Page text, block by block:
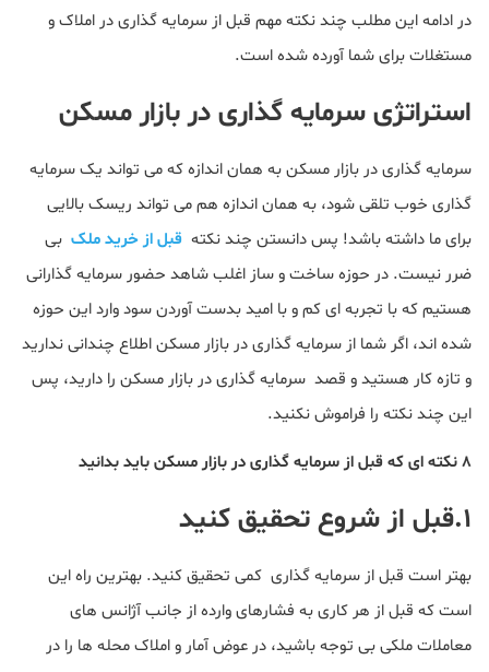
در ادامه این مطلب چند نکته مهم قبل از سرمایه گذاری در املاک و
مستغلات برای شما آورده شده است.
استراتژی سرمایه گذاری در بازار مسکن
سرمایه گذاری در بازار مسکن به همان اندازه که می تواند یک سرمایه
گذاری خوب تلقی شود، به همان اندازه هم می تواند ریسک بالایی
برای ما داشته باشد! پس دانستن چند نکته قبل از خرید ملک بی
ضرر نیست. در حوزه ساخت و ساز اغلب شاهد حضور سرمایه گذارانی
هستیم که با تجربه ای کم و با امید بدست آوردن سود وارد این حوزه
شده اند، اگر شما از سرمایه گذاری در بازار مسکن اطلاع چندانی ندارید
و تازه کار هستید و قصد سرمایه گذاری در بازار مسکن را دارید، پس
این چند نکته را فراموش نکنید.
۸ نکته ای که قبل از سرمایه گذاری در بازار مسکن باید بدانید
۱.قبل از شروع تحقیق کنید
بهتر است قبل از سرمایه گذاری کمی تحقیق کنید. بهترین راه این
است که قبل از هر کاری به فشارهای وارده از جانب آژانس های
معاملات ملکی بی توجه باشید، در عوض آمار و املاک محله ها را در